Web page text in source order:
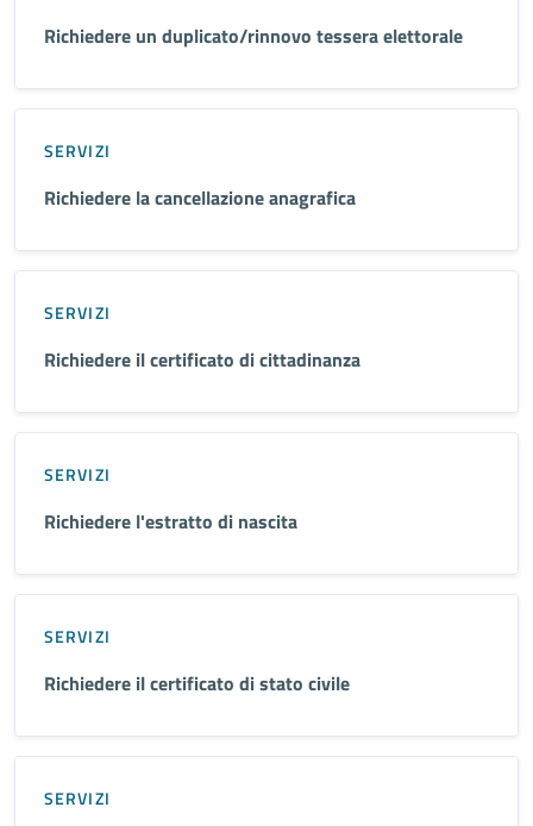
Richiedere un duplicato/rinnovo tessera elettorale
SERVIZI
Richiedere la cancellazione anagrafica
SERVIZI
Richiedere il certificato di cittadinanza
SERVIZI
Richiedere l'estratto di nascita
SERVIZI
Richiedere il certificato di stato civile
SERVIZI